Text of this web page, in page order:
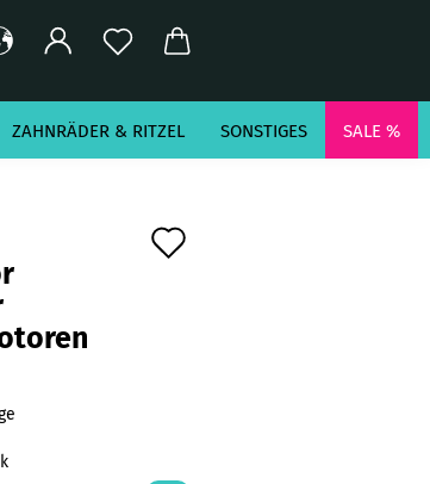
ZAHNRÄDER & RITZEL SONSTIGES SALE %